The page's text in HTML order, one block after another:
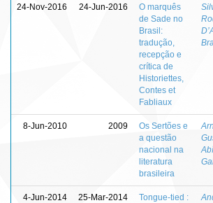
24-Nov-2016 24-Jun-2016
O marquês
de Sade no
Brasil:
tradução,
recepção e
crítica de
Historiettes,
Contes et
Fabliaux
8-Jun-2010 2009
Os Sertões e
a questão
nacional na
literatura
brasileira
4-Jun-2014 25-Mar-2014
Tongue-tied :